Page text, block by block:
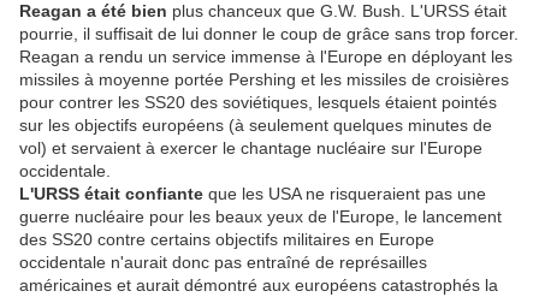
Reagan a été bien plus chanceux que G.W. Bush. L'URSS était
pourrie, il suffisait de lui donner le coup de grâce sans trop forcer.
Reagan a rendu un service immense à l'Europe en déployant les
missiles à moyenne portée Pershing et les missiles de croisières
pour contrer les SS20 des soviétiques, lesquels étaient pointés
sur les objectifs européens (à seulement quelques minutes de
vol) et servaient à exercer le chantage nucléaire sur l'Europe
occidentale.
L'URSS était confiante que les USA ne risqueraient pas une
guerre nucléaire pour les beaux yeux de l'Europe, le lancement
des SS20 contre certains objectifs militaires en Europe
occidentale n'aurait donc pas entraîné de représailles
américaines et aurait démontré aux européens catastrophés la